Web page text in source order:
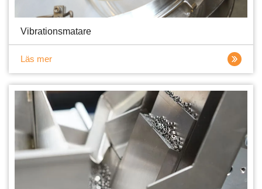
Vibrationsmatare
Läs mer